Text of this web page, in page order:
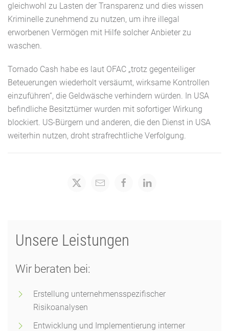
gleichwohl zu Lasten der Transparenz und dies wissen
Kriminelle zunehmend zu nutzen, um ihre illegal
erworbenen Vermögen mit Hilfe solcher Anbieter zu
waschen.
Tornado Cash habe es laut OFAC „trotz gegenteiliger
Beteuerungen wiederholt versäumt, wirksame Kontrollen
einzuführen“, die Geldwäsche verhindern würden. In USA
befindliche Besitztümer wurden mit sofortiger Wirkung
blockiert. US-Bürgern und anderen, die den Dienst in USA
weiterhin nutzen, droht strafrechtliche Verfolgung.
Unsere Leistungen
Wir beraten bei:
Erstellung unternehmensspezifischer
Risikoanalysen
Entwicklung und Implementierung interner